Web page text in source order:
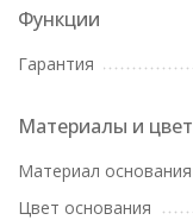
Функции
Гарантия
Материалы и цвет
Материал основания
Цвет основания